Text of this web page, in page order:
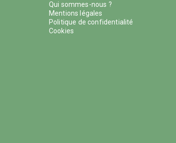
Qui sommes-nous ?
Mentions légales
Politique de confidentialité
Cookies